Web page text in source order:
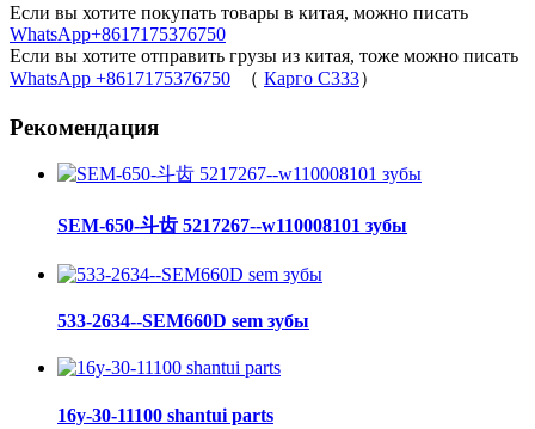
Если вы хотите покупать товары в китая, можно писать
WhatsApp+8617175376750
Если вы хотите отправить грузы из китая, тоже можно писать
WhatsApp +8617175376750 （ Карго C333）
Рекомендация
SEM-650-斗齿 5217267--w110008101 зубы
533-2634--SEM660D sem зубы
16y-30-11100 shantui parts